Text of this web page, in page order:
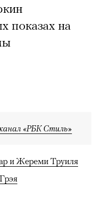
показах на
«РБК Стиль»
и Жереми Труиля